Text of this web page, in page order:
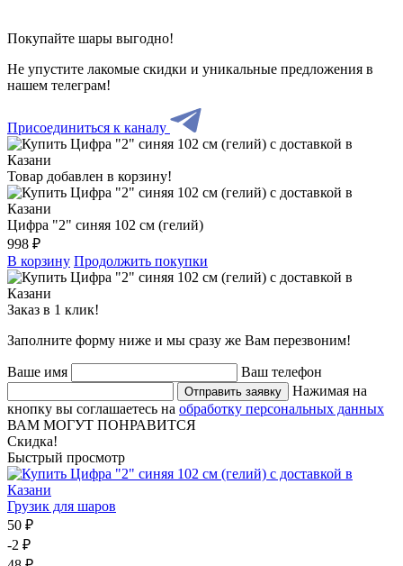
Покупайте шары выгодно!
Не упустите лакомые скидки и уникальные предложения в
нашем телеграм!
Присоединиться к каналу
Товар добавлен в корзину!
Цифра "2" синяя 102 см (гелий)
998 ₽
В корзину Продолжить покупки
Заказ в 1 клик!
Заполните форму ниже и мы сразу же Вам перезвоним!
Ваше имя Ваш телефон
Отправить заявку
Нажимая на
кнопку вы соглашаетесь на обработку персональных данных
ВАМ МОГУТ ПОНРАВИТСЯ
Скидка!
Быстрый просмотр
Грузик для шаров
50 ₽
-2 ₽